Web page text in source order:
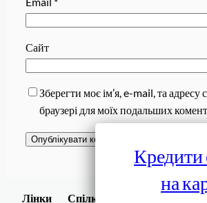
Сайт
Зберегти моє ім’я, e-mail, та адресу
браузері для моїх подальших
Лінки Спілки
Кредити
на